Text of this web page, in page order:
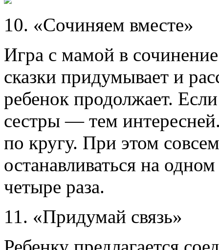
10. «Сочиняем вместе»
Игра с мамой в
сказки придумывает и
ребенок продолжает.
сестры — тем
по кругу. При этом
останавливаться на
четыре раза.
11. «Придумай связь»